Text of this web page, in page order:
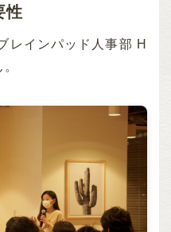
性
レインパッド人事部 H